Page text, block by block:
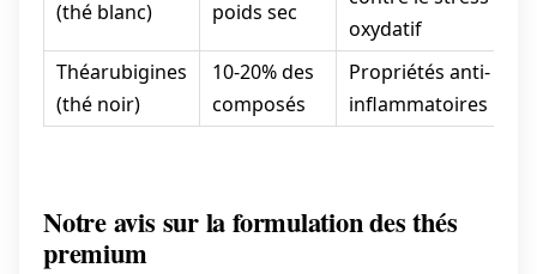
(thé blanc) poids sec
oxydatif
Théarubigines
(thé noir)
10-20% des
composés
Propriétés anti-
inflammatoires
Notre avis sur la formulation des thés
premium